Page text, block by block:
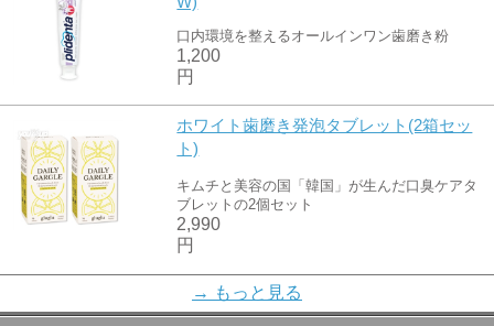
口内環境を整えるオールインワン歯磨き粉
1,200
円
ホワイト歯磨き発泡タブレット(2箱セッ
ト)
キムチと美容の国「韓国」が生んだ口臭ケアタ
ブレットの2個セット
2,990
円
白さ輝く歯磨きセット
→ もっと見る